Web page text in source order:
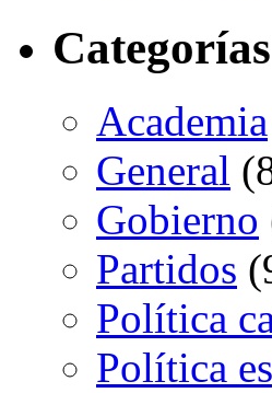
Categorías
Academia
General
Gobierno
Partidos
Política
Política